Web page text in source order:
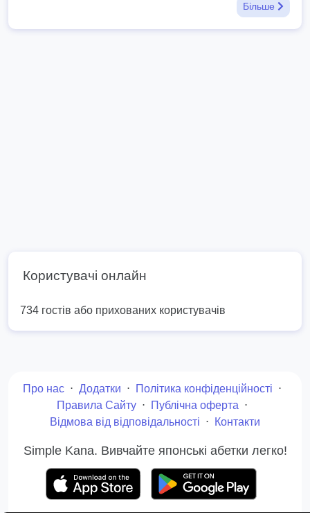
Більше
Користувачі онлайн
734 гостів або прихованих користувачів
Про нас ⋅ Додатки ⋅ Політика конфіденційності ⋅
Правила Сайту ⋅ Публічна оферта ⋅
Відмова від відповідальності ⋅ Контакти
Simple Kana. Вивчайте японські абетки легко!